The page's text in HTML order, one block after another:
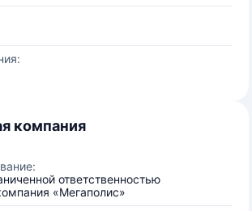
компания
ответственностью
«Мегаполис»